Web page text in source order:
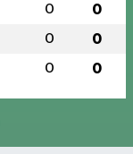
0 0
0 0
0 0